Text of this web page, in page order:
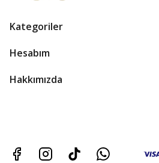
Kategoriler
Hesabım
Hakkımızda